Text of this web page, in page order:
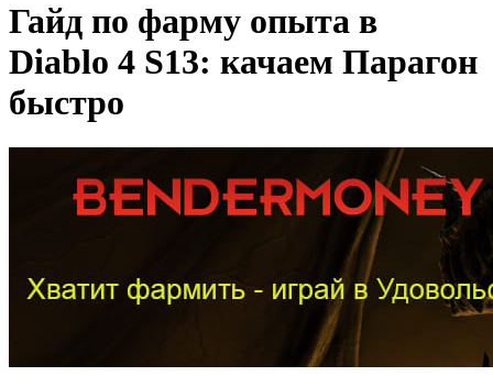
Гайд по фарму опыта в
Diablo 4 S13: качаем Парагон
быстро